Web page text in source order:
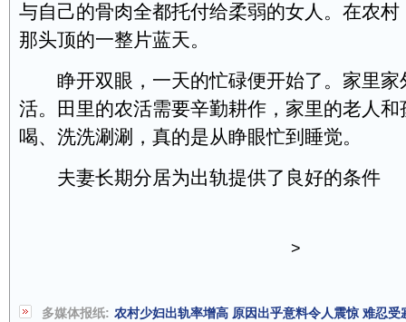
与自己的骨肉全都托付给柔弱的女人。在农
那头顶的一整片蓝天。
睁开双眼，一天的忙碌便开始了。家里家
活。田里的农活需要辛勤耕作，家里的老人
喝、洗洗涮涮，真的是从睁眼忙到睡觉。
夫妻长期分居为出轨提供了良好的条件
>
多媒体报纸: 农村少妇出轨率增高 原因出乎意料令人震惊 难忍受